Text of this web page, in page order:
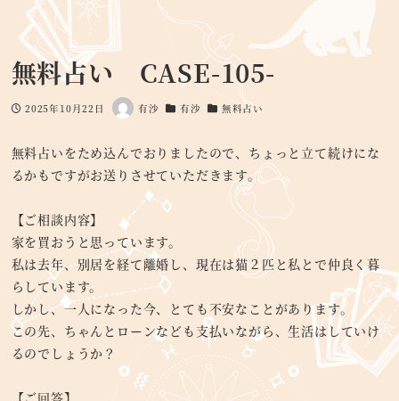
無料占い CASE-105-
投稿日
2025年10月22日
著
有沙
カテゴリー
有沙
カテゴリー
無料占い
無料占いをため込んでおりましたので、ちょっと立て続けにな
るかもですがお送りさせていただきます。
【ご相談内容】
家を買おうと思っています。
私は去年、別居を経て離婚し、現在は猫２匹と私とで仲良く暮
らしています。
しかし、一人になった今、とても不安なことがあります。
この先、ちゃんとローンなども支払いながら、生活はしていけ
るのでしょうか？